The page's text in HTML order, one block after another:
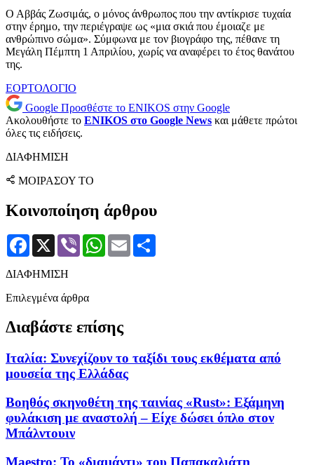
Ο Αββάς Ζωσιμάς, ο μόνος άνθρωπος που την αντίκρισε τυχαία
στην έρημο, την περιέγραψε ως «μια σκιά που έμοιαζε με
ανθρώπινο σώμα». Σύμφωνα με τον βιογράφο της, πέθανε τη
Μεγάλη Πέμπτη 1 Απριλίου, χωρίς να αναφέρει το έτος θανάτου
της.
ΕΟΡΤΟΛΟΓΙΟ
Google Προσθέστε το ENIKOS στην Google
Ακολουθήστε το ENIKOS στο Google News και μάθετε πρώτοι
όλες τις ειδήσεις.
ΔΙΑΦΗΜΙΣΗ
ΜΟΙΡΑΣΟΥ ΤΟ
Κοινοποίηση άρθρου
Facebook
X Viber WhatsApp
Email
ΔΙΑΦΗΜΙΣΗ
Επιλεγμένα άρθρα
Διαβάστε επίσης
Ιταλία: Συνεχίζουν το ταξίδι τους εκθέματα από
μουσεία της Ελλάδας
Βοηθός σκηνοθέτη της ταινίας «Rust»: Εξάμηνη
φυλάκιση με αναστολή – Είχε δώσει όπλο στον
Μπάλντουιν
Maestro: Το «διαμάντι» του Παπακαλιάτη